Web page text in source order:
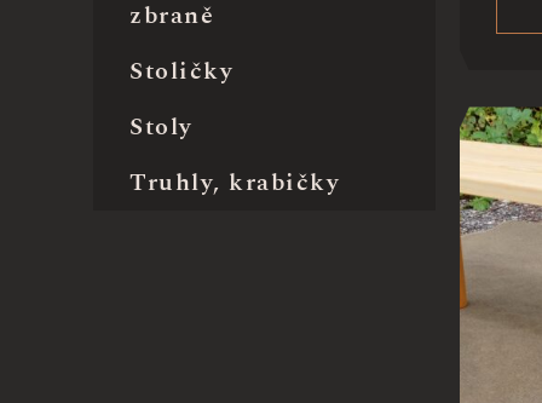
zbraně
Stoličky
Stoly
Truhly, krabičky